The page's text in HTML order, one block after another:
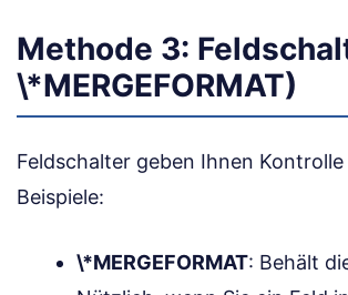
Methode 3:
\*MERGEFORMAT)
Feldschalter geben Ihnen
Beispiele:
\*MERGEFORMAT: Behält